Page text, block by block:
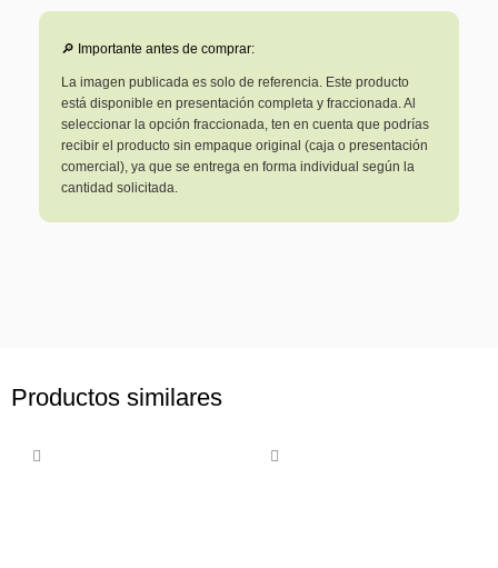
🔎 Importante antes de comprar:
La imagen publicada es solo de referencia. Este producto
está disponible en presentación completa y fraccionada. Al
seleccionar la opción fraccionada, ten en cuenta que podrías
recibir el producto sin empaque original (caja o presentación
comercial), ya que se entrega en forma individual según la
cantidad solicitada.
Productos similares